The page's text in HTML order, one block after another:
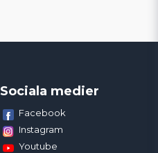
Sociala medier
Facebook
Instagram
Youtube